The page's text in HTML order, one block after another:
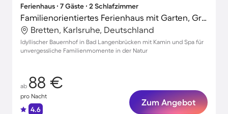
Ferienhaus ∙ 7 Gäste ∙ 2 Schlafzimmer
Familienorientiertes Ferienhaus mit Garten, Grill und Terrasse | Seeblick | Perfekt für die Arbeit von Zuhause
Bretten, Karlsruhe, Deutschland
Idyllischer Bauernhof in Bad Langenbrücken mit Kamin und Spa für
unvergessliche Familienmomente in der Natur
ab 88 €
pro Nacht
4.6
Zum Angebot